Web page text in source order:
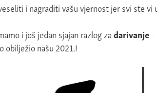
i nagraditi vašu vjernost jer svi ste vi
i još jedan sjajan razlog zadarivanje
obilježio našu 2021.!